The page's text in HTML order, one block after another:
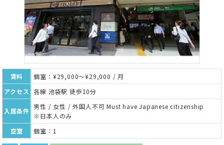
賃料
個室：¥29,000～¥29,000 / 月
アクセス
各線 池袋駅 徒歩10分
入居条件
男性 / 女性 / 外国人不可 Must have Japanese citizenship
※日本人のみ
空室
個室：1